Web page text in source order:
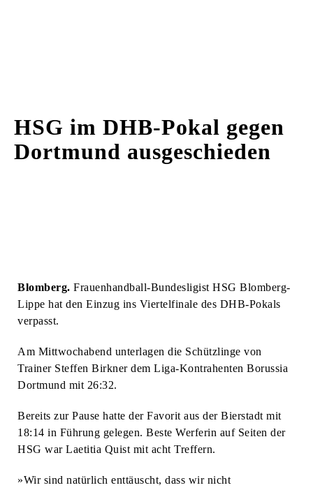
HSG im DHB-Pokal gegen
Dortmund ausgeschieden
Blomberg. Frauenhandball-Bundesligist HSG Blomberg-
Lippe hat den Einzug ins Viertelfinale des DHB-Pokals
verpasst.
Am Mittwochabend unterlagen die Schützlinge von
Trainer Steffen Birkner dem Liga-Kontrahenten Borussia
Dortmund mit 26:32.
Bereits zur Pause hatte der Favorit aus der Bierstadt mit
18:14 in Führung gelegen. Beste Werferin auf Seiten der
HSG war Laetitia Quist mit acht Treffern.
»Wir sind natürlich enttäuscht, dass wir nicht